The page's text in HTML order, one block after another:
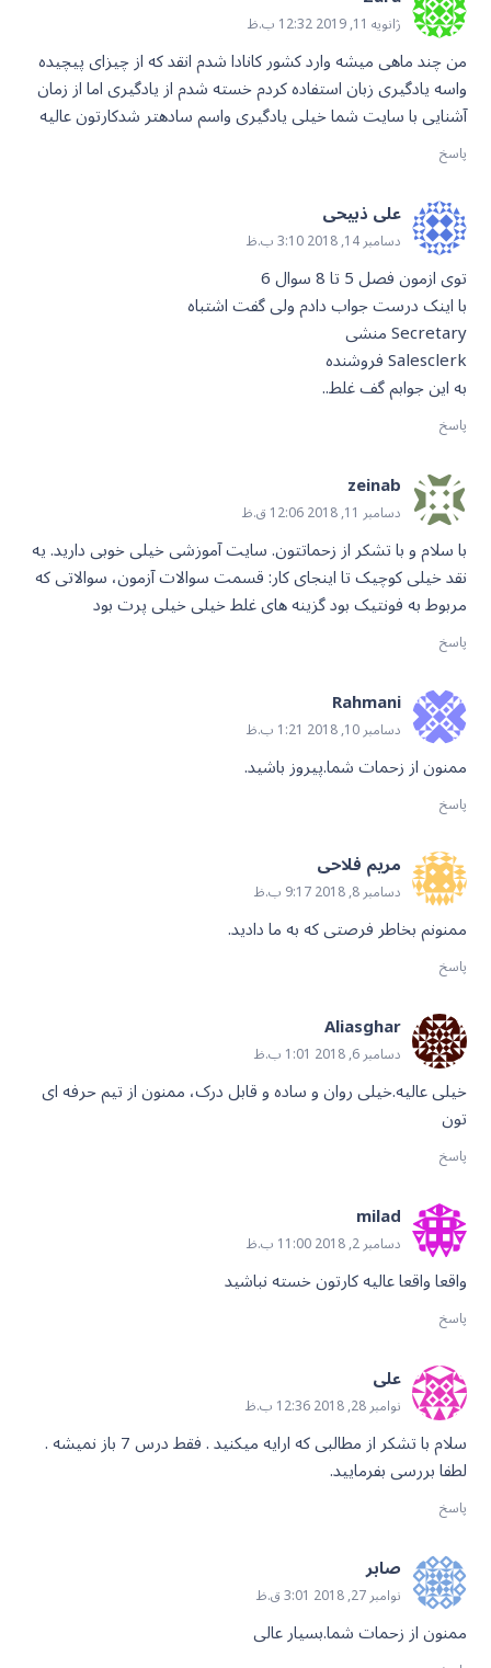
ژانویه 11, 2019 12:32 ب.ظ
من چند ماهی میشه وارد کشور کانادا شدم انقد که از چیزای پیچیده
واسه یادگیری زبان استفاده کردم خسته شدم از یادگیری اما از زمان
آشنایی با سایت شما خیلی یادگیری واسم سادهتر شدکارتون عالیه
پاسخ
علی ذبیحی
دسامبر 14, 2018 3:10 ب.ظ
توی ازمون فصل 5 تا 8 سوال 6
با اینک درست جواب دادم ولی گفت اشتباه
Secretary منشی
Salesclerk فروشنده
به این جوابم گف غلط..
پاسخ
zeinab
دسامبر 11, 2018 12:06 ق.ظ
با سلام و با تشکر از زحماتتون. سایت آموزشی خیلی خوبی دارید. یه
نقد خیلی کوچیک تا اینجای کار: قسمت سوالات آزمون، سوالاتی که
مربوط به فونتیک بود گزینه های غلط خیلی خیلی پرت بود
پاسخ
Rahmani
دسامبر 10, 2018 1:21 ب.ظ
ممنون از زحمات شما.پیروز باشید.
پاسخ
مریم فلاحی
دسامبر 8, 2018 9:17 ب.ظ
ممنونم بخاطر فرصتی که به ما دادید.
پاسخ
Aliasghar
دسامبر 6, 2018 1:01 ب.ظ
خیلی عالیه.خیلی روان و ساده و قابل درک، ممنون از تیم حرفه ای
تون
پاسخ
milad
دسامبر 2, 2018 11:00 ب.ظ
واقعا واقعا عالیه کارتون خسته نباشید
پاسخ
علی
نوامبر 28, 2018 12:36 ب.ظ
سلام با تشکر از مطالبی که ارایه میکنید . فقط درس 7 باز نمیشه .
لطفا بررسی بفرمایید.
پاسخ
صابر
نوامبر 27, 2018 3:01 ق.ظ
ممنون از زحمات شما.بسیار عالی